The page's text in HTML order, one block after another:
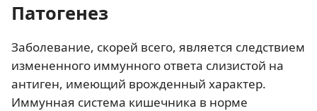
Патогенез
Заболевание, скорей всего, является следствием
измененного иммунного ответа слизистой на
антиген, имеющий врожденный характер.
Иммунная система кишечника в норме